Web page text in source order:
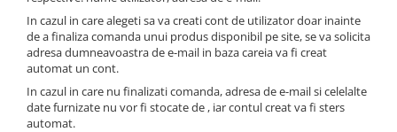
Sac de Infasat
Scutec de Infasat
Sistem - Vara
Sistem Nou Nascut
Sistem 0-3 Luni
Torticolis
VARSTA
3 Luni
6 Luni
1 An
Copii - Plaja
Copii - Plaja cu Gluga
Copii - Poncho
Copii - Poncho Plaja
Cu Capison
Modulare
Sortulete
CRESA
Ghiozdane
Ghiozdane Fete
In cazul in care alegeti sa va creati cont de utilizator doar inainte
de a finaliza comanda unui produs disponibil pe site, se va solicita
adresa dumneavoastra de e-mail in baza careia va fi creat
automat un cont.
In cazul in care nu finalizati comanda, adresa de e-mail si celelalte
date furnizate nu vor fi stocate de , iar contul creat va fi sters
automat.